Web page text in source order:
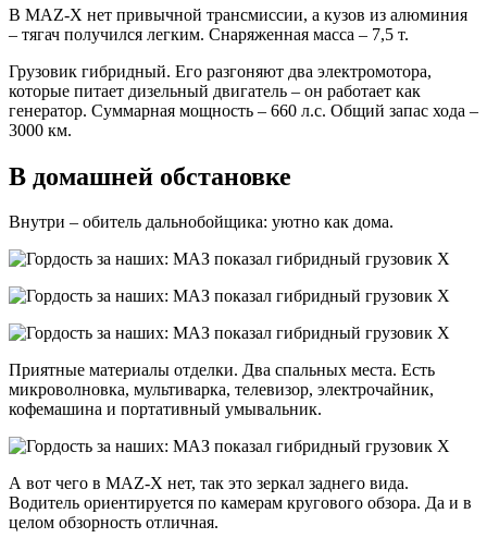
В MAZ-X нет привычной трансмиссии, а кузов из алюминия
– тягач получился легким. Снаряженная масса – 7,5 т.
Грузовик гибридный. Его разгоняют два электромотора,
которые питает дизельный двигатель – он работает как
генератор. Суммарная мощность – 660 л.с. Общий запас хода –
3000 км.
В домашней обстановке
Внутри – обитель дальнобойщика: уютно как дома.
Приятные материалы отделки. Два спальных места. Есть
микроволновка, мультиварка, телевизор, электрочайник,
кофемашина и портативный умывальник.
А вот чего в MAZ-X нет, так это зеркал заднего вида.
Водитель ориентируется по камерам кругового обзора. Да и в
целом обзорность отличная.